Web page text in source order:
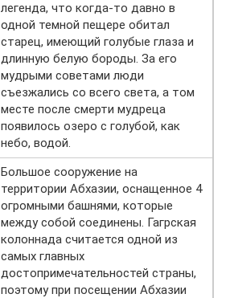
легенда, что когда-то давно в
одной темной пещере обитал
старец, имеющий голубые глаза и
длинную белую бороды. За его
мудрыми советами люди
съезжались со всего света, а том
месте после смерти мудреца
появилось озеро с голубой, как
небо, водой.
Большое сооружение на
территории Абхазии, оснащенное 4
огромными башнями, которые
между собой соединены. Гагрская
колоннада считается одной из
самых главных
достопримечательностей страны,
поэтому при посещении Абхазии